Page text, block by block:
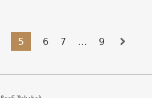
5 6 7 … 9